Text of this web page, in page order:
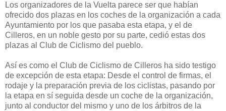
Los organizadores de la Vuelta parece ser que habían
ofrecido dos plazas en los coches de la organización a cada
Ayuntamiento por los que pasaba esta etapa, y el de
Cilleros, en un noble gesto por su parte, cedió estas dos
plazas al Club de Ciclismo del pueblo.
Así es como el Club de Ciclismo de Cilleros ha sido testigo
de excepción de esta etapa: Desde el control de firmas, el
rodaje y la preparación previa de los ciclistas, pasando por
la etapa en sí seguida desde un coche de la organización,
junto al conductor del mismo y uno de los árbitros de la